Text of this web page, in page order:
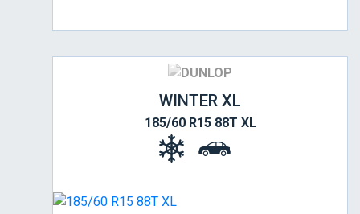
WINTER XL
185/60 R15 88T XL